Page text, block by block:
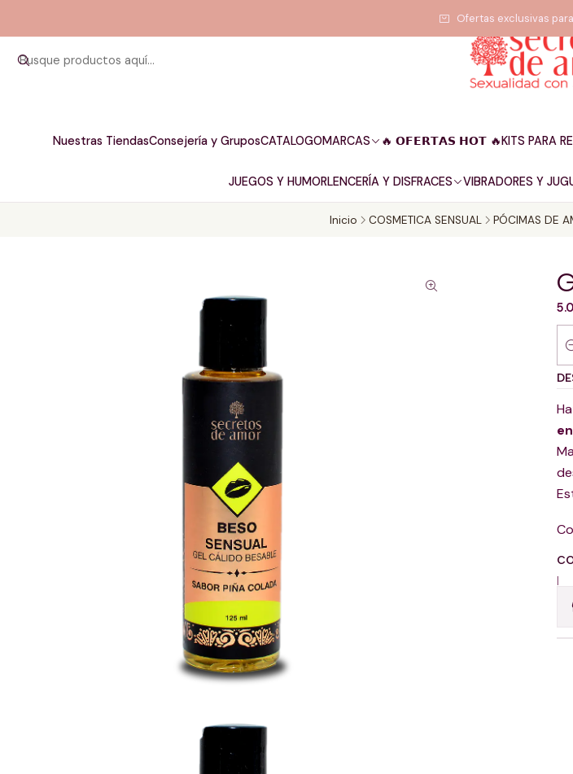
Nuestras TiendasConsejería y GruposCATALOGOMARCAS 🔥 𝗢𝗙𝗘𝗥𝗧𝗔𝗦 𝗛𝗢𝗧 🔥KITS PARA
JUEGOS Y HUMORLENCERÍA Y DISFRACES VIBRADORES Y
Ofertas exclusivas para
Inicio COSMETICA SENSUAL PÓCIMAS DE
5.0
|